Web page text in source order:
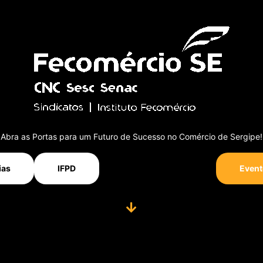
Abra as Portas para um Futuro de Sucesso no Comércio de Sergipe!
IFPD